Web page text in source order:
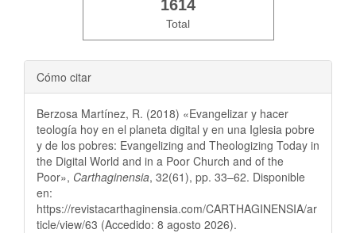
1614
Total
Cómo citar
Berzosa Martínez, R. (2018) «Evangelizar y hacer
teología hoy en el planeta digital y en una Iglesia pobre
y de los pobres: Evangelizing and Theologizing Today in
the Digital World and in a Poor Church and of the
Poor», Carthaginensia, 32(61), pp. 33–62. Disponible
en:
https://revistacarthaginensia.com/CARTHAGINENSIA/ar
ticle/view/63 (Accedido: 8 agosto 2026).